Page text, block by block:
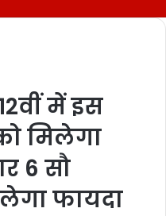
में इस
मिलेगा
6 सौ
फायदा